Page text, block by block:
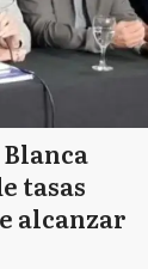
tasas
alcanzar